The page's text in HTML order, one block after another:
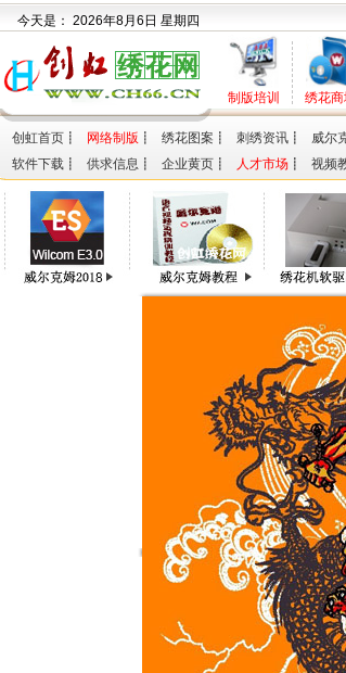
今天是： 2026年8月6日 星期四
制版培训 绣花商
创虹首页 ┋ 网络制版 ┋ 绣花图案 ┋ 刺绣资讯 ┋ 威尔
软件下载 ┋ 供求信息 ┋ 企业黄页 ┋ 人才市场 ┋ 视频